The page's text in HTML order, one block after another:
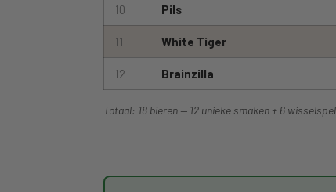
10 Pils
11 White Tiger
12 Brainzilla
Totaal: 18 bieren — 12 unieke smaken + 6